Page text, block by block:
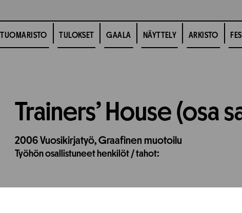
TUOMARISTO TULOKSET GAALA NÄYTTELY ARKISTO
Trainers’ House (osa
2006 Vuosikirjatyö,Graafinen muotoilu
Työhön osallistuneet henkilöt / tahot: